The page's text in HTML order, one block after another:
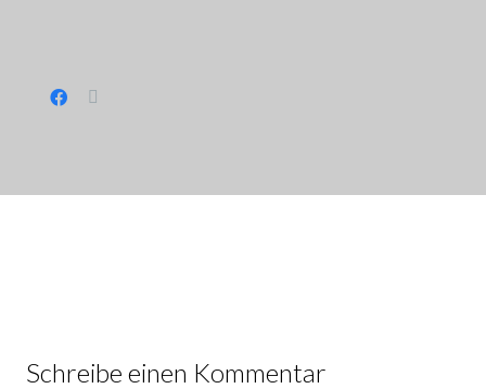
Schreibe einen Kommentar